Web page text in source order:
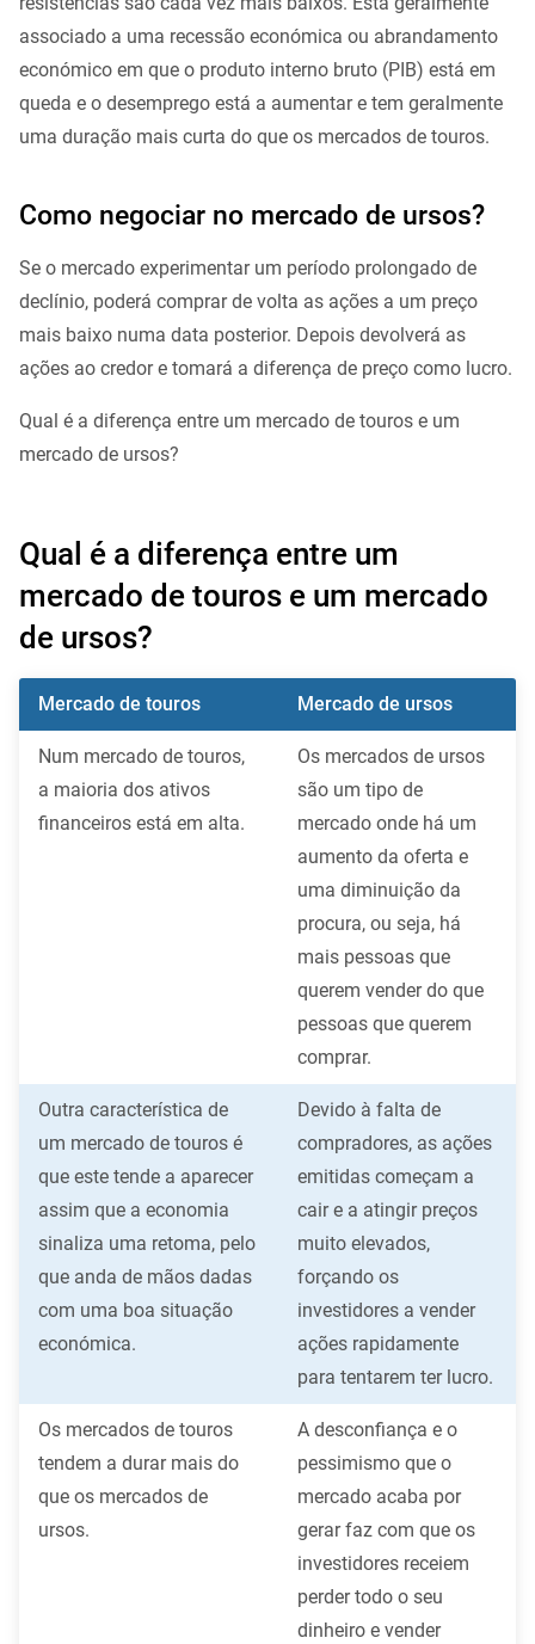
associado a uma recessão económica ou abrandamento
económico em que o produto interno bruto (PIB) está em
queda e o desemprego está a aumentar e tem geralmente
uma duração mais curta do que os mercados de touros.
Como negociar no mercado de ursos?
Se o mercado experimentar um período prolongado de
declínio, poderá comprar de volta as ações a um preço
mais baixo numa data posterior. Depois devolverá as
ações ao credor e tomará a diferença de preço como lucro.
Qual é a diferença entre um mercado de touros e um
mercado de ursos?
Qual é a diferença entre um
mercado de touros e um mercado
de ursos?
Mercado de touros Mercado de ursos
Num mercado de touros,
a maioria dos ativos
financeiros está em alta.
Os mercados de ursos
são um tipo de
mercado onde há um
aumento da oferta e
uma diminuição da
procura, ou seja, há
mais pessoas que
querem vender do que
pessoas que querem
comprar.
Outra característica de
um mercado de touros é
que este tende a aparecer
assim que a economia
sinaliza uma retoma, pelo
que anda de mãos dadas
com uma boa situação
económica.
Devido à falta de
compradores, as ações
emitidas começam a
cair e a atingir preços
muito elevados,
forçando os
investidores a vender
ações rapidamente
para tentarem ter lucro.
Os mercados de touros
tendem a durar mais do
que os mercados de
ursos.
A desconfiança e o
pessimismo que o
mercado acaba por
gerar faz com que os
investidores receiem
perder todo o seu
dinheiro e vender